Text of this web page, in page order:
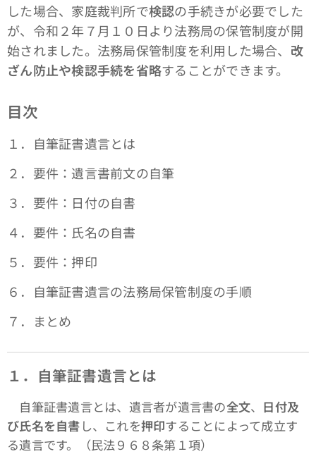
した場合、家庭裁判所で検認の手続きが必要でした
が、令和２年７月１０日より法務局の保管制度が開
始されました。法務局保管制度を利用した場合、 改
ざん防止や検認手続を省略することができます。
目次
１．自筆証書遺言とは
２．要件：遺言書前文の自筆
３．要件：日付の自書
４．要件：氏名の自書
５．要件：押印
６．自筆証書遺言の法務局保管制度の手順
７．まとめ
１．自筆証書遺言とは
自筆証書遺言とは、遺言者が遺言書の全文、 日付及
び氏名を自書 し、これを押印することによって成立す
る遺言です。（民法９６８条第１項）